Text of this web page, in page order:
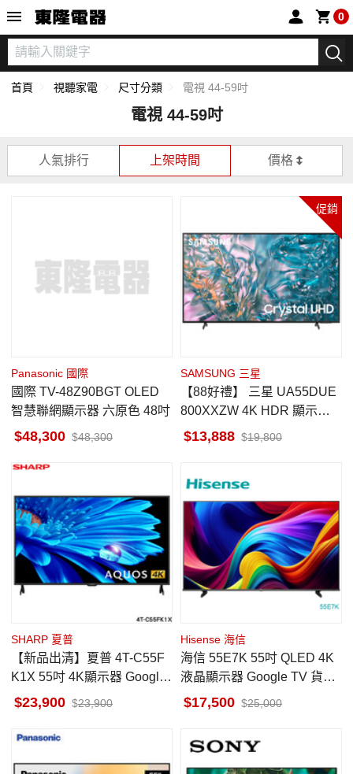
0
首頁 視聽家電 尺寸分類 電視 44-59吋
電視 44-59吋
人氣排行 上架時間 價格
Panasonic 國際
國際 TV-48Z90BGT OLED
智慧聯網顯示器 六原色 48吋
48,300 48,300
促銷
SAMSUNG 三星
【88好禮】 三星 UA55DUE
800XXZW 4K HDR 顯示器
魔幻音場
13,888 19,800
SHARP 夏普
【新品出清】夏普 4T-C55F
K1X 55吋 4K顯示器 Google
TV 藍牙語音遙控器
23,900 23,900
Hisense 海信
海信 55E7K 55吋 QLED 4K
液晶顯示器 Google TV 貨到
無安裝
17,500 25,000